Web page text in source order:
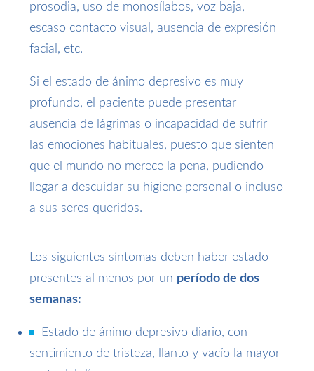
prosodia, uso de monosílabos, voz baja,
escaso contacto visual, ausencia de expresión
facial, etc.
Si el estado de ánimo depresivo es muy
profundo, el paciente puede presentar
ausencia de lágrimas o incapacidad de sufrir
las emociones habituales, puesto que sienten
que el mundo no merece la pena, pudiendo
llegar a descuidar su higiene personal o incluso
a sus seres queridos.
Los siguientes síntomas deben haber estado
presentes al menos por un período de dos
semanas:
Estado de ánimo depresivo diario, con
sentimiento de tristeza, llanto y vacío la mayor